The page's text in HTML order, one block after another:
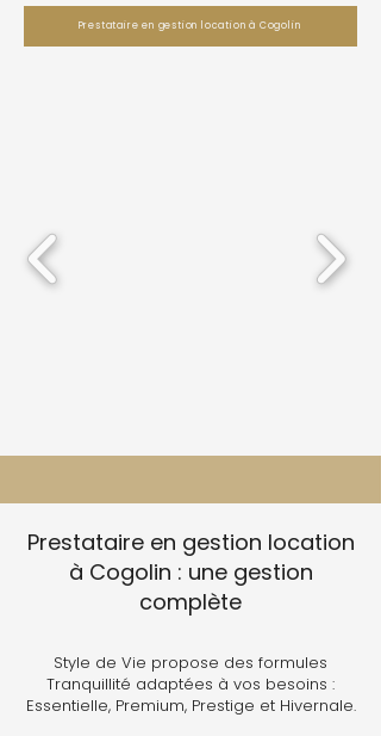
Prestataire en gestion location à Cogolin
Prestataire en gestion location
à Cogolin : une gestion
complète
Style de Vie propose des formules
Tranquillité adaptées à vos besoins :
Essentielle, Premium, Prestige et Hivernale.